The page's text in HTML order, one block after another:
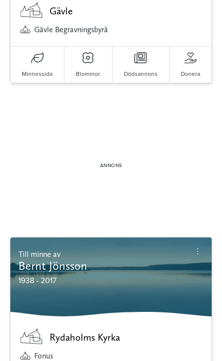
Gävle
Gävle Begravningsbyrå
Minnessida Blommor Dödsannons Donera
Till minne av
Bernt Jönsson
1938 - 2017
Rydaholms Kyrka
Fonus